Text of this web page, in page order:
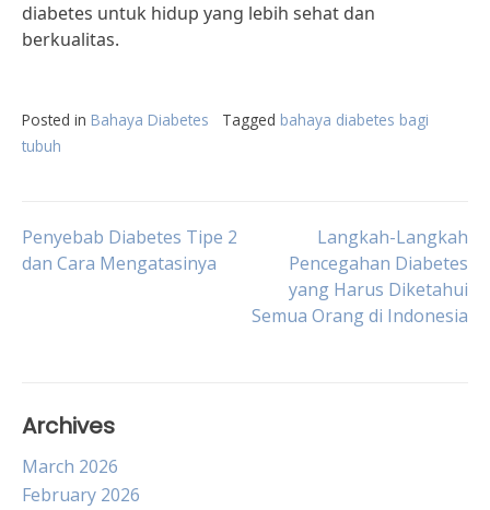
diabetes untuk hidup yang lebih sehat dan
berkualitas.
Posted in Bahaya Diabetes Tagged bahaya diabetes bagi
tubuh
Post
Penyebab Diabetes Tipe 2
dan Cara Mengatasinya
Langkah-Langkah
Pencegahan Diabetes
yang Harus Diketahui
Semua Orang di Indonesia
Archives
March 2026
February 2026